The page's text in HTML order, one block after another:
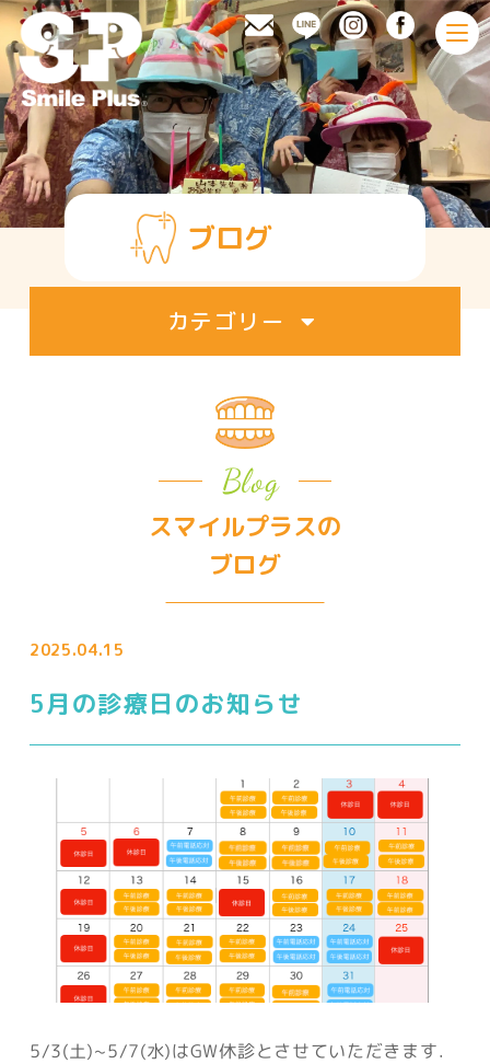
ブログ
カテゴリー
すべて
アワード（1）
イベント（3）
インフォメーション（5）
診療日（10）
Blog
スマイルプラスの
ブログ
2025.04.15
5月の診療日のお知らせ
5/3(土)~5/7(水)はGW休診とさせていただきます.